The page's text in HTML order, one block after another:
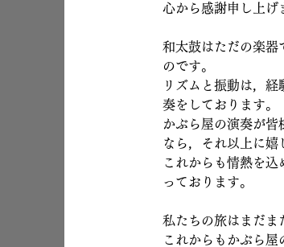
心から感謝申し上げ
和太鼓はただの楽器
のです。
リズムと振動は，
奏をしております。
かぶら屋の演奏が皆
なら，それ以上に嬉
これからも情熱を
っております。
私たちの旅はまだま
これからもかぶら